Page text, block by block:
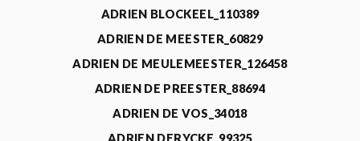
ADRIEN BLOCKEEL_110389
ADRIEN DE MEESTER_60829
ADRIEN DE MEULEMEESTER_126458
ADRIEN DE PREESTER_88694
ADRIEN DE VOS_34018
ADRIEN DERYCKE_99325